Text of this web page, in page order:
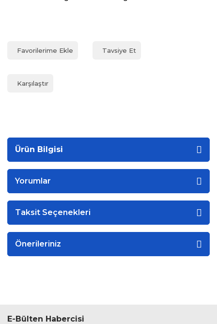
Tavsiye Et
Karşılaştır
Ürün Bilgisi
Yorumlar
Taksit Seçenekleri
Önerileriniz
E-Bülten Habercisi